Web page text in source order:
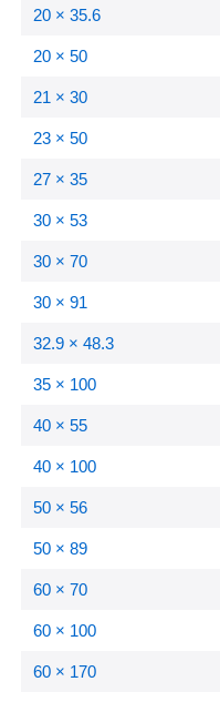
20 × 35.6
20 × 50
21 × 30
23 × 50
27 × 35
30 × 53
30 × 70
30 × 91
32.9 × 48.3
35 × 100
40 × 55
40 × 100
50 × 56
50 × 89
60 × 70
60 × 100
60 × 170